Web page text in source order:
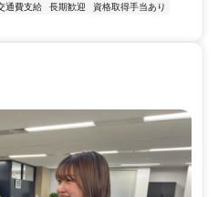
通費支給 長期歓迎
資格取得手当あり